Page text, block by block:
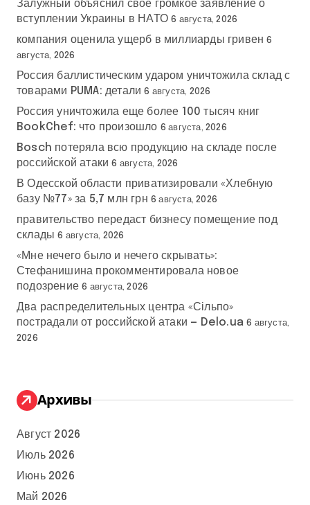
Залужный объяснил свое громкое заявление о
вступлении Украины в НАТО 6 августа, 2026
компания оценила ущерб в миллиарды гривен 6
августа, 2026
Россия баллистическим ударом уничтожила склад с
товарами PUMA: детали 6 августа, 2026
Россия уничтожила еще более 100 тысяч книг
BookChef: что произошло 6 августа, 2026
Bosch потеряла всю продукцию на складе после
российской атаки 6 августа, 2026
В Одесской области приватизировали «Хлебную
базу №77» за 5,7 млн грн 6 августа, 2026
правительство передаст бизнесу помещение под
склады 6 августа, 2026
«Мне нечего было и нечего скрывать»:
Стефанишина прокомментировала новое
подозрение 6 августа, 2026
Два распределительных центра «Сільпо»
пострадали от российской атаки — Delo.ua 6 августа,
2026
Архивы
Август 2026
Июль 2026
Июнь 2026
Май 2026